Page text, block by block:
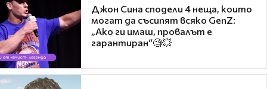
Джон Сина сподели 4 неща, които
могат да съсипят всяко GenZ:
„Ако ги имаш, провалът е
гарантиран“🧐💥